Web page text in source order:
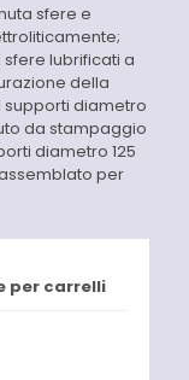
sfere e
lubrificati a
della
supporti diametro
da stampaggio
diametro 125
per
per carrelli